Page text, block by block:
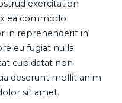
exercitation
ea commodo
in reprehenderit in
eu fugiat nulla
cupidatat non
deserunt mollit anim
sit amet.